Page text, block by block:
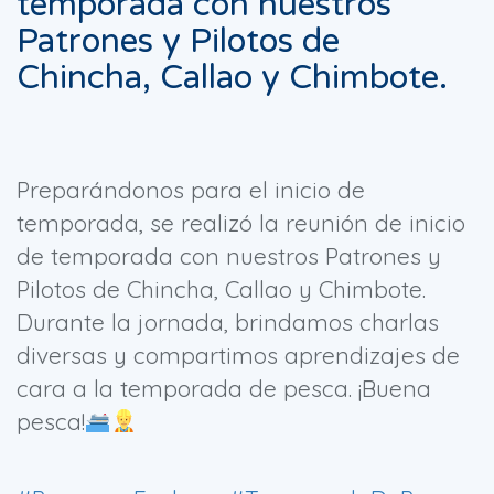
Patrones y Pilotos de
Chincha, Callao y Chimbote.
Preparándonos para el inicio de
temporada, se realizó la reunión de inicio
de temporada con nuestros Patrones y
Pilotos de Chincha, Callao y Chimbote.
Durante la jornada, brindamos charlas
diversas y compartimos aprendizajes de
cara a la temporada de pesca. ¡Buena
pesca!